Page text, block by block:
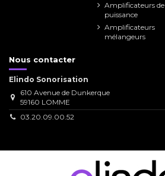
Amplificateurs de
puissance
Amplificateurs
mélangeurs
Nous contacter
Elindo Sonorisation
610 Avenue de Dunkerque
59160 LOMME
03.20.09.00.52